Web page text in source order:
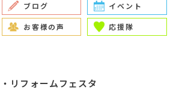
ブログ イベント
お客様の声 応援隊
リフォームフェスタ